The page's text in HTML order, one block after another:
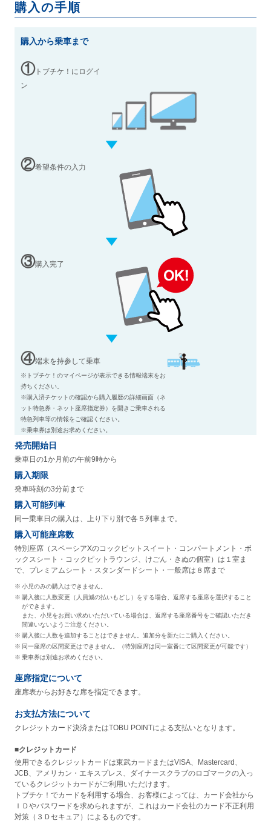
購入の手順
購入から乗車まで
①トブチケ！にログイ
ン
②希望条件の入力
③購入完了
④端末を持参して乗車
※トブチケ！のマイページが表示できる情報端末をお
持ちください。
※購入済チケットの確認から購入履歴の詳細画面（ネ
ット特急券・ネット座席指定券）を開きご乗車される
特急列車等の情報をご確認ください。
※乗車券は別途お求めください。
発売開始日
乗車日の1か月前の午前9時から
購入期限
発車時刻の3分前まで
購入可能列車
同一乗車日の購入は、上り下り別で各５列車まで。
購入可能座席数
特別座席（スペーシアXのコックピットスイート・コンパートメント・ボ
ックスシート・コックピットラウンジ、けごん・きぬの個室）は１室ま
で、プレミアムシート・スタンダードシート・一般席は８席まで
小児のみの購入はできません。
購入後に人数変更（人員減の払いもどし）をする場合、返席する座席を選択すること
ができます。
また、小児をお買い求めいただいている場合は、返席する座席番号をご確認いただき
間違いないようご注意ください。
購入後に人数を追加することはできません。追加分を新たにご購入ください。
同一座席の区間変更はできません。（特別座席は同一室番にて区間変更が可能です）
乗車券は別途お求めください。
座席指定について
座席表からお好きな席を指定できます。
お支払方法について
クレジットカード決済またはTOBU POINTによる支払いとなります。
■クレジットカード
使用できるクレジットカードは東武カードまたはVISA、Mastercard、
JCB、アメリカン・エキスプレス、ダイナースクラブのロゴマークの入っ
ているクレジットカードがご利用いただけます。
トブチケ！でカードを利用する場合、お客様によっては、カード会社から
ＩＤやパスワードを求められますが、これはカード会社のカード不正利用
対策（３Ｄセキュア）によるものです。